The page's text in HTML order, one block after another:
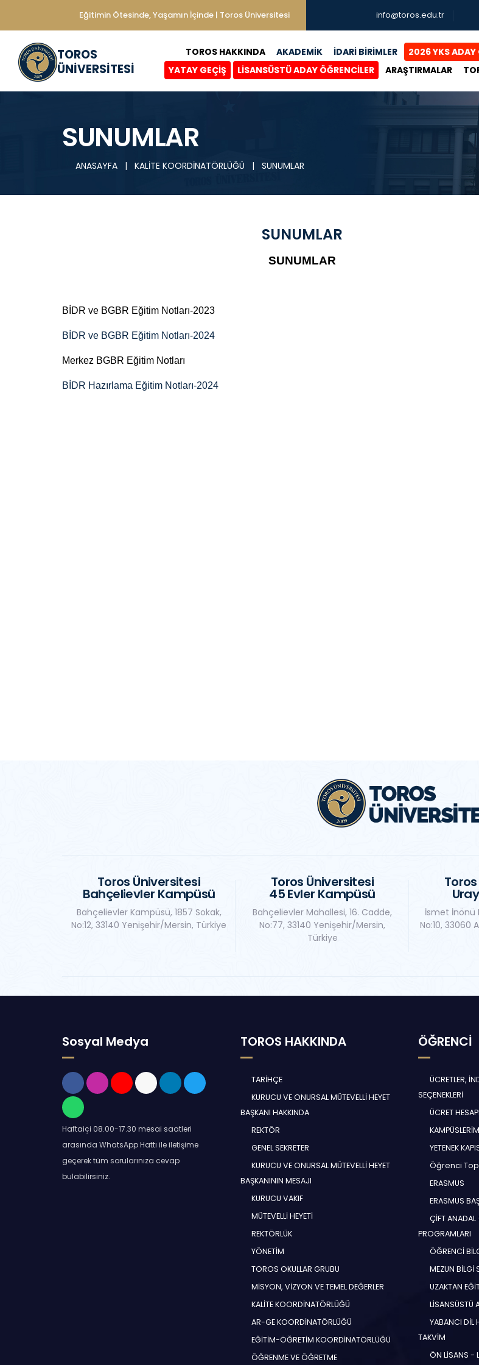
Eğitimin Ötesinde, Yaşamın İçinde | Toros Üniversitesi info@toros.edu.tr
TOROS
ÜNİVERSİTESİ
TOROS HAKKINDA AKADEMİK İDARİ BİRİMLER 2026 YKS ADAY
YATAY GEÇİŞ
LİSANSÜSTÜ ADAY ÖĞRENCİLER ARAŞTIRMALAR
SUNUMLAR
ANASAYFA | KALİTE KOORDİNATÖRLÜĞÜ | SUNUMLAR
SUNUMLAR
SUNUMLAR
BİDR ve BGBR Eğitim Notları-2023
BİDR ve BGBR Eğitim Notları-2024
Merkez BGBR Eğitim Notları
BİDR Hazırlama Eğitim Notları-2024
Toros Üniversitesi
Bahçelievler Kampüsü
Bahçelievler Kampüsü, 1857 Sokak,
No:12, 33140 Yenişehir/Mersin, Türkiye
Toros Üniversitesi
45 Evler Kampüsü
Bahçelievler Mahallesi, 16. Cadde,
No:77, 33140 Yenişehir/Mersin,
Türkiye
İsmet İnönü
No:10, 33060
Sosyal Medya
Haftaiçi 08.00-17.30 mesai saatleri
arasında WhatsApp Hattı ile iletişime
geçerek tüm sorularınıza cevap
bulabilirsiniz.
TOROS HAKKINDA
TARİHÇE
KURUCU VE ONURSAL MÜTEVELLİ HEYET
BAŞKANI HAKKINDA
REKTÖR
GENEL SEKRETER
KURUCU VE ONURSAL MÜTEVELLİ HEYET
BAŞKANININ MESAJI
KURUCU VAKIF
MÜTEVELLİ HEYETİ
REKTÖRLÜK
YÖNETİM
TOROS OKULLAR GRUBU
MİSYON, VİZYON VE TEMEL DEĞERLER
KALİTE KOORDİNATÖRLÜĞÜ
AR-GE KOORDİNATÖRLÜĞÜ
EĞİTİM-ÖĞRETİM KOORDİNATÖRLÜĞÜ
ÖĞRENME VE ÖĞRETME
ÖĞRENCİ
ÜCRETLER,
SEÇENEKLERİ
ÜCRET
YETENEK
Öğrenci
ERASMUS
ERASMUS
ÇİFT
PROGRAMLARI
ÖĞRENCİ
MEZUN BİLGİ
UZAKTAN
LİSANSÜSTÜ
YABANCI DİL
TAKVİM
ÖN LİSANS -